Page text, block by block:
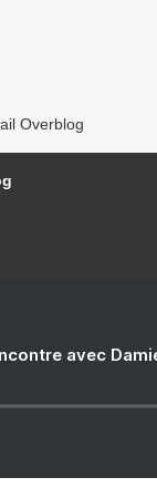
Overblog
avec